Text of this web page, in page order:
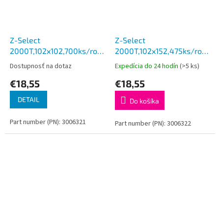
Z-Select
2000T,102x102,700ks/rola
12rolí/balenie
Dostupnosť na dotaz
€18,55
DETAIL
Part number (PN): 3006321
Z-Select
2000T,102x152,475ks/rola
12ks=balenie
Expedícia do 24 hodín (>5 ks)
€18,55
Do košíka
Part number (PN): 3006322